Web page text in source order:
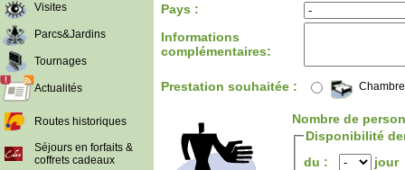
Visites
Parcs&Jardins
Tournages
Actualités
Routes historiques
Séjours en forfaits &
coffrets cadeaux
Pays :
Informations
complémentaires:
Prestation souhaitée :
Nombre de
Disponibilité
du :
jour